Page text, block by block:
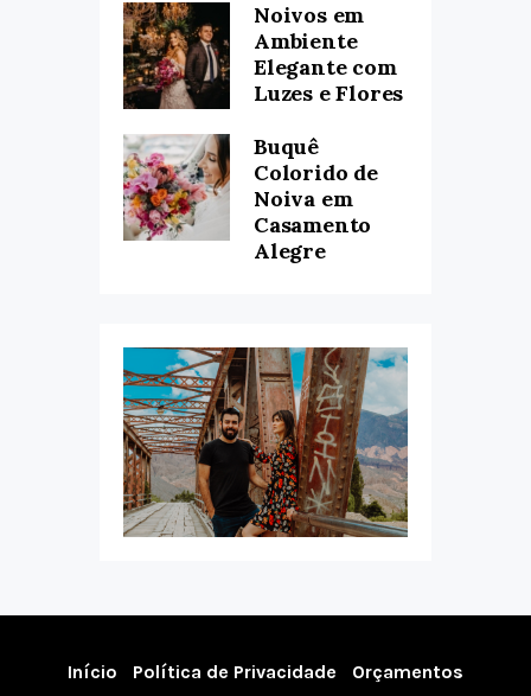
Noivos em
Ambiente
Elegante com
Luzes e Flores
Buquê
Colorido de
Noiva em
Casamento
Alegre
Início Política de Privacidade Orçamentos